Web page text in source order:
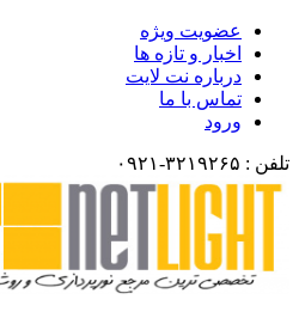
عضویت ویژه
اخبار و تازه ها
درباره نت لایت
تماس با ما
ورود
تلفن : ۳۲۱۹۲۶۵-۰۹۲۱